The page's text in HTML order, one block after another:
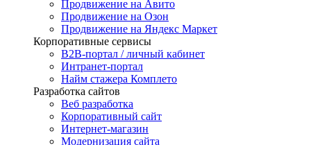
Продвижение на Авито
Продвижение на Озон
Продвижение на Яндекс Маркет
Корпоративные сервисы
B2B-портал / личный кабинет
Интранет-портал
Найм стажера Комплето
Разработка сайтов
Веб разработка
Корпоративный сайт
Интернет-магазин
Модернизация сайта